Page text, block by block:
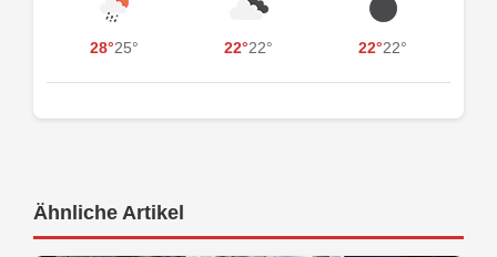
28°25° 22°22° 22°22°
Ähnliche Artikel